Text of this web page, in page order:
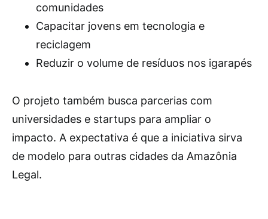
comunidades
Capacitar jovens em tecnologia e
reciclagem
Reduzir o volume de resíduos nos igarapés
O projeto também busca parcerias com
universidades e startups para ampliar o
impacto. A expectativa é que a iniciativa sirva
de modelo para outras cidades da Amazônia
Legal.